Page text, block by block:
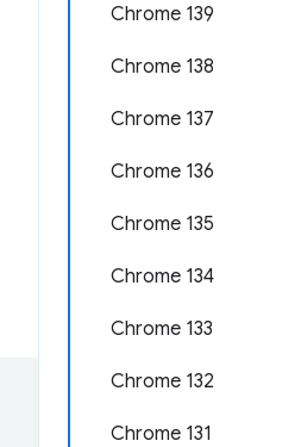
Chrome 139
Chrome 138
Chrome 137
Chrome 136
Chrome 135
Chrome 134
Chrome 133
Chrome 132
Chrome 131